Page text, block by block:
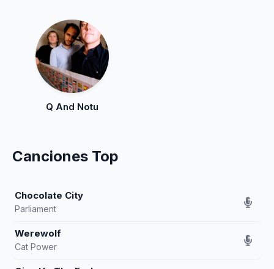
Q And Notu
Canciones Top
Chocolate City
Parliament
Werewolf
Cat Power